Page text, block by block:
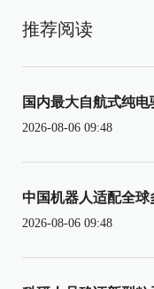
推荐阅读
国内最大自航式纯
2026-08-06 09:48
中国机器人适配全球
2026-08-06 09:48